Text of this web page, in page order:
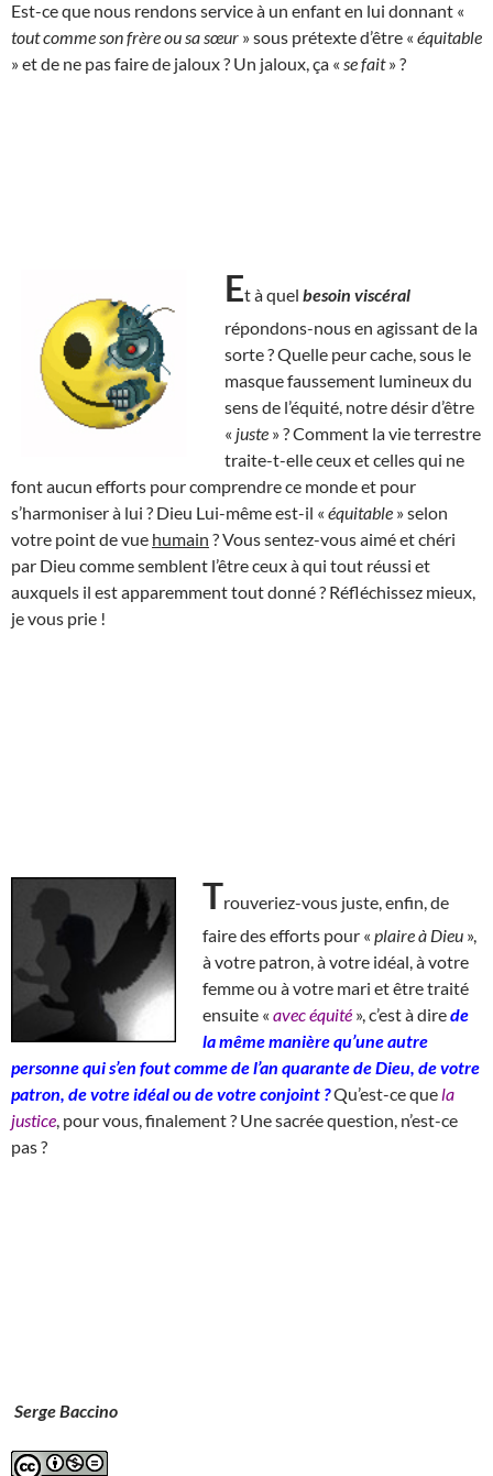
Est-ce que nous rendons service à un enfant en lui donnant «
tout comme son frère ou sa sœur » sous prétexte d’être « équitable
» et de ne pas faire de jaloux ? Un jaloux, ça « se fait» ?
Et à quel besoin viscéral
répondons-nous en agissant de la
sorte ? Quelle peur cache, sous le
masque faussement lumineux du
sens de l’équité, notre désir d’être
« juste » ? Comment la vie terrestre
traite-t-elle ceux et celles qui ne
font aucun efforts pour comprendre ce monde et pour
s’harmoniser à lui ? Dieu Lui-même est-il « équitable » selon
votre point de vue humain ? Vous sentez-vous aimé et chéri
par Dieu comme semblent l’être ceux à qui tout réussi et
auxquels il est apparemment tout donné ? Réfléchissez mieux,
je vous prie !
Trouveriez-vous juste, enfin, de
faire des efforts pour « plaire à Dieu »,
à votre patron, à votre idéal, à votre
femme ou à votre mari et être traité
ensuite « avec équité », c’est à direde
la même manière qu’une autre
personne qui s’en fout comme de l’an quarante de Dieu, de votre
patron, de votre idéal ou de votre conjoint ?Qu’est-ce que la
justice , pour vous, finalement ? Une sacrée question, n’est-ce
pas ?
Serge Baccino